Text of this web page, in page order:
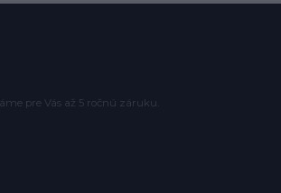
pre Vás až 5 ročnú záruku.